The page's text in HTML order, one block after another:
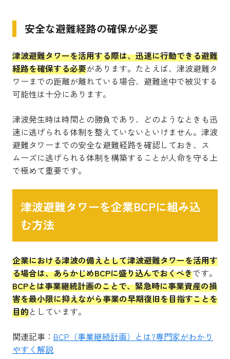
安全な避難経路の確保が必要
津波避難タワーを活用する際は、迅速に行動できる避難
経路を確保する必要があります。たとえば、津波避難タ
ワーまでの距離が離れている場合、避難途中で被災する
可能性は十分にあります。
津波発生時は時間との勝負であり、どのようなときも迅
速に逃げられる体制を整えていないといけません。津波
避難タワーまでの安全な避難経路を確認しておき、ス
ムーズに逃げられる体制を構築することが人命を守る上
で極めて重要です。
津波避難タワーを企業BCPに組み込
む方法
企業における津波の備えとして津波避難タワーを活用す
る場合は、あらかじめBCPに盛り込んでおくべきです。
BCPとは事業継続計画のことで、緊急時に事業資産の損
害を最小限に抑えながら事業の早期復旧を目指すことを
目的としています。
関連記事： BCP（事業継続計画）とは?専門家がわかり
やすく解説